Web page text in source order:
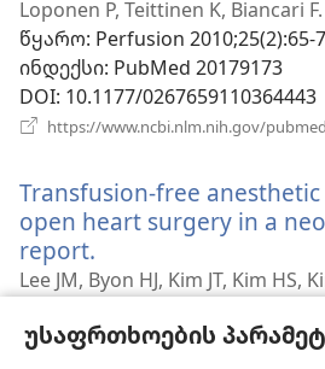
უსაფრთხოების
Loponen P, Teittinen K, Biancari F.
წყარო‎: Perfusion 2010;25(2):65-
ინდექსი‎: PubMed 20179173
DOI‎: 10.1177/0267659110364443
https://www.ncbi.nlm.nih.gov/
Transfusion-free
open heart surgery in a
report.
ახალი
Lee JM, Byon HJ, Kim JT, Kim HS,
ინდექსი‎: PubMed 21286425